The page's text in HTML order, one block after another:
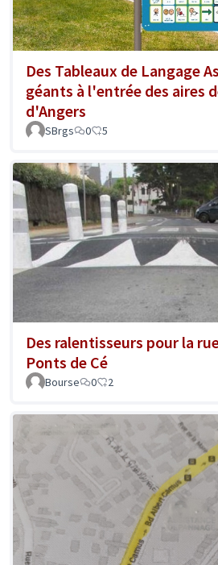
Des Tableaux de Langage
géants à l'entrée des aires
d'Angers
SBrgs 0 5
Des ralentisseurs pour la
Ponts de Cé
Bourse 0 2